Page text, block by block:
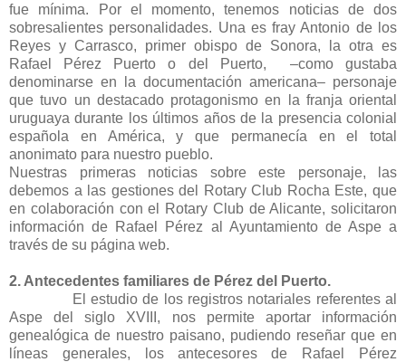
fue mínima. Por el momento, tenemos noticias de dos
sobresalientes personalidades. Una es fray Antonio de los
Reyes y Carrasco, primer obispo de Sonora, la otra es
Rafael Pérez Puerto o del Puerto, –como gustaba
denominarse en la documentación americana– personaje
que tuvo un destacado protagonismo en la franja oriental
uruguaya durante los últimos años de la presencia colonial
española en América, y que permanecía en el total
anonimato para nuestro pueblo.
Nuestras primeras noticias sobre este personaje, las
debemos a las gestiones del Rotary Club Rocha Este, que
en colaboración con el Rotary Club de Alicante, solicitaron
información de Rafael Pérez al Ayuntamiento de Aspe a
través de su página web.
2. Antecedentes familiares de Pérez del Puerto.
El estudio de los registros notariales referentes al
Aspe del siglo XVIII, nos permite aportar información
genealógica de nuestro paisano, pudiendo reseñar que en
líneas generales, los antecesores de Rafael Pérez